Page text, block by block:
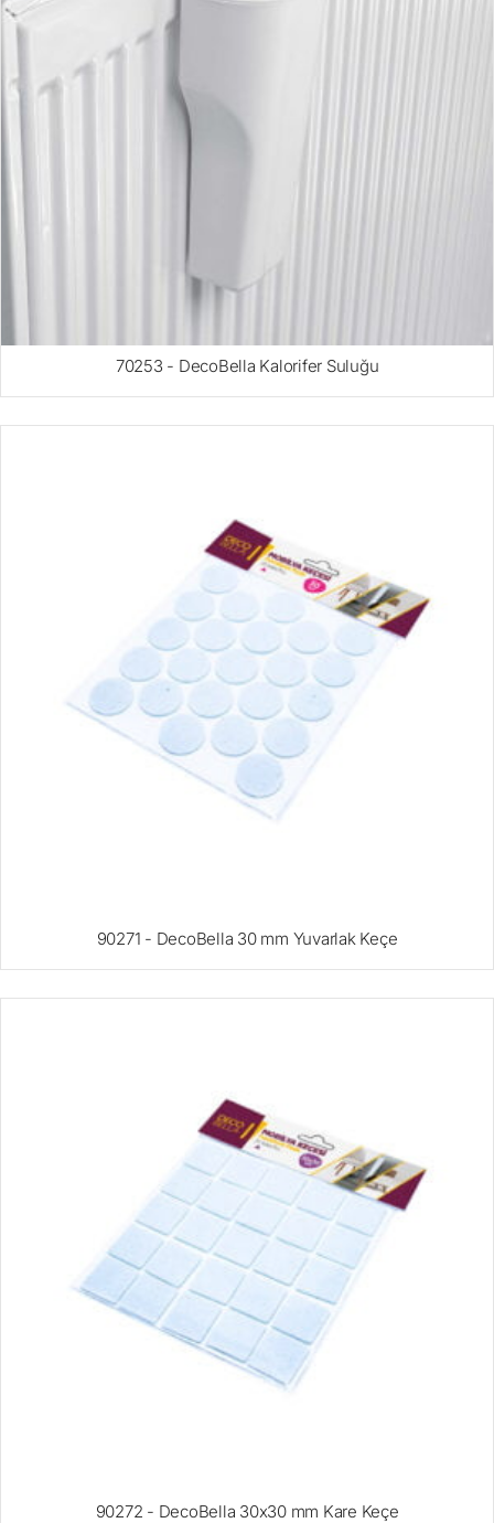
70253 - DecoBella Kalorifer Suluğu
90271 - DecoBella 30 mm Yuvarlak Keçe
90272 - DecoBella 30x30 mm Kare Keçe